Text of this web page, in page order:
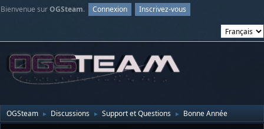
Bienvenue surOGSteam. Connexion Inscrivez-vous
OGSteam ► Discussions ► Support et Questions ► Bonne Année